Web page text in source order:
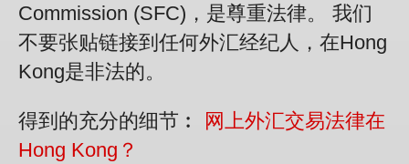
Commission (SFC)，是尊重法律。 我们
不要张贴链接到任何外汇经纪人，在Hong
Kong是非法的。
得到的充分的细节︰
网上外汇交易法律在
Hong Kong？